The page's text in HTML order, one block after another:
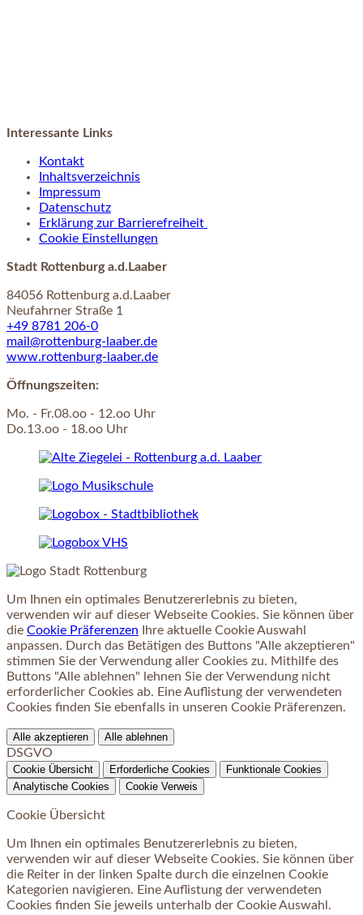
Interessante Links
Kontakt
Inhaltsverzeichnis
Impressum
Datenschutz
Erklärung zur Barrierefreiheit
Cookie Einstellungen
Stadt Rottenburg a.d.Laaber
84056 Rottenburg a.d.Laaber
Neufahrner Straße 1
+49 8781 206-0
mail@rottenburg-laaber.de
www.rottenburg-laaber.de
Öffnungszeiten:
Mo. - Fr.08.oo - 12.oo Uhr
Do.13.oo - 18.oo Uhr
Um Ihnen ein optimales Benutzererlebnis zu bieten,
verwenden wir auf dieser Webseite Cookies. Sie können über
die Cookie Präferenzen Ihre aktuelle Cookie Auswahl
anpassen. Durch das Betätigen des Buttons "Alle akzeptieren"
stimmen Sie der Verwendung aller Cookies zu. Mithilfe des
Buttons "Alle ablehnen" lehnen Sie der Verwendung nicht
erforderlicher Cookies ab. Eine Auflistung der verwendeten
Cookies finden Sie ebenfalls in unseren Cookie Präferenzen.
Alle akzeptieren Alle ablehnen
DSGVO
Cookie Übersicht Erforderliche Cookies
Funktionale Cookies
Analytische Cookies
Cookie Verweis
Cookie Übersicht
Um Ihnen ein optimales Benutzererlebnis zu bieten,
verwenden wir auf dieser Webseite Cookies. Sie können über
die Reiter in der linken Spalte durch die einzelnen Cookie
Kategorien navigieren. Eine Auflistung der verwendeten
Cookies finden Sie jeweils unterhalb der Cookie Auswahl.